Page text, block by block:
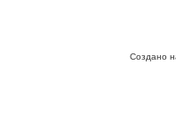
Создано